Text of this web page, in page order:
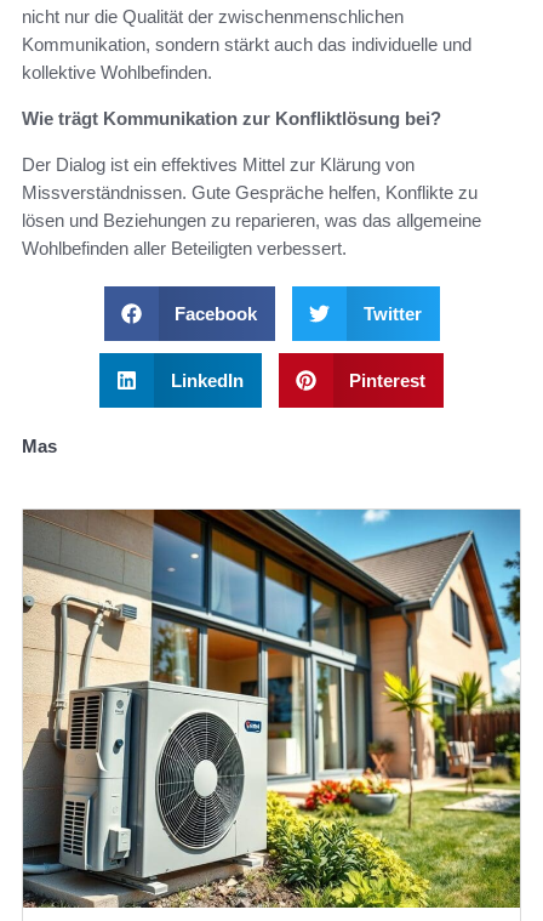
nicht nur die Qualität der zwischenmenschlichen
Kommunikation, sondern stärkt auch das individuelle und
kollektive Wohlbefinden.
Wie trägt Kommunikation zur Konfliktlösung bei?
Der Dialog ist ein effektives Mittel zur Klärung von
Missverständnissen. Gute Gespräche helfen, Konflikte zu
lösen und Beziehungen zu reparieren, was das allgemeine
Wohlbefinden aller Beteiligten verbessert.
Facebook Twitter
LinkedIn Pinterest
Mas